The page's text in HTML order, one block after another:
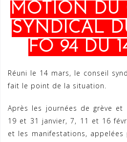
MOTION DU
SYNDICAL
FO 94 DU
Réuni le 14 mars, le conseil
fait le point de la situation.
Après les journées de grève
19 et 31 janvier, 7, 11 et 16
et les manifestations,